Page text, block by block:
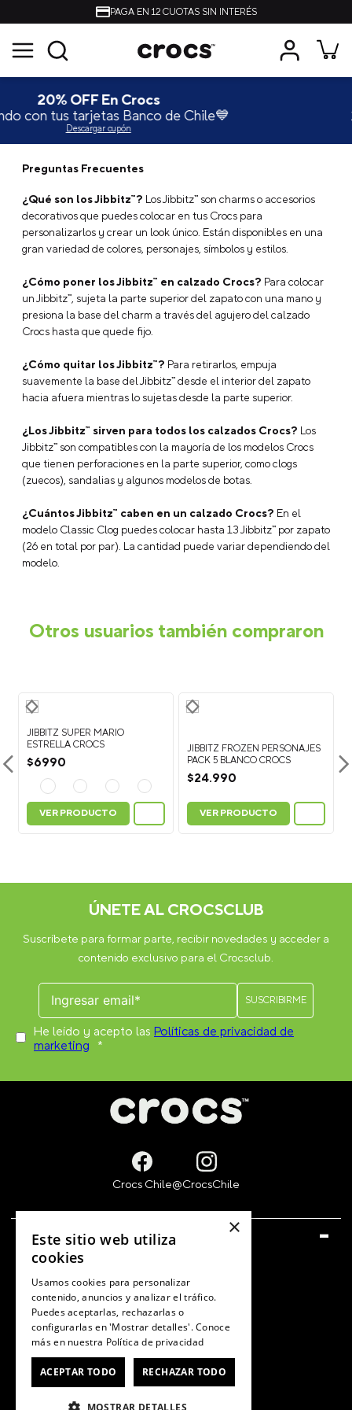
PAGA EN 12 CUOTAS SIN INTERÉS
15% OFF primera compra
Preguntas Frecuentes
¿Qué son los Jibbitz™? Los Jibbitz™ son charms o accesorios
decorativos que puedes colocar en tus Crocs para
personalizarlos y crear un look único. Están disponibles en una
gran variedad de colores, personajes, símbolos y estilos.
¿Cómo poner los Jibbitz™ en calzado Crocs? Para colocar
un Jibbitz™, sujeta la parte superior del zapato con una mano y
presiona la base del charm a través del agujero del calzado
Crocs hasta que quede fijo.
¿Cómo quitar los Jibbitz™? Para retirarlos, empuja
suavemente la base del Jibbitz™ desde el interior del zapato
hacia afuera mientras lo sujetas desde la parte superior.
¿Los Jibbitz™ sirven para todos los calzados Crocs? Los
Jibbitz™ son compatibles con la mayoría de los modelos Crocs
que tienen perforaciones en la parte superior, como clogs
(zuecos), sandalias y algunos modelos de botas.
¿Cuántos Jibbitz™ caben en un calzado Crocs? En el
modelo Classic Clog puedes colocar hasta 13 Jibbitz™ por zapato
(26 en total por par). La cantidad puede variar dependiendo del
modelo.
Otros usuarios también compraron
JIBBITZ SUPER MARIO
ESTRELLA CROCS
$6990
VER PRODUCTO
JIBBITZ FROZEN PERSONAJES
PACK 5 BLANCO CROCS
$24.990
VER PRODUCTO
ÚNETE AL CROCSCLUB
Suscríbete para formar parte, recibir novedades y acceder a
contenido exclusivo para el Crocsclub.
He leído y acepto las Políticas de privacidad de
marketing *
SERVICIO AL CONSUMIDOR
Centro de ayuda
Cómo comprar
Retiro en tienda
Sigues tu compra/Ver Boleta
×
Este sitio web utiliza
cookies
Usamos cookies para personalizar
contenido, anuncios y analizar el tráfico.
Puedes aceptarlas, rechazarlas o
configurarlas en 'Mostrar detalles'. Conoce
más en nuestra Política de privacidad
ACEPTAR TODO RECHAZAR TODO
MOSTRAR DETALLES